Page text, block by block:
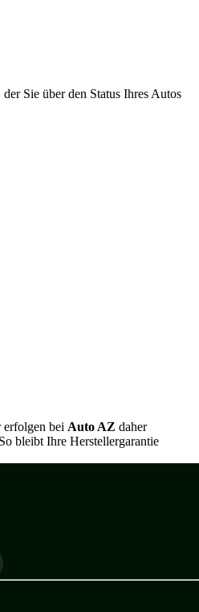
Sie über den Status Ihres Autos
erfolgen bei Auto AZ daher
bleibt Ihre Herstellergarantie